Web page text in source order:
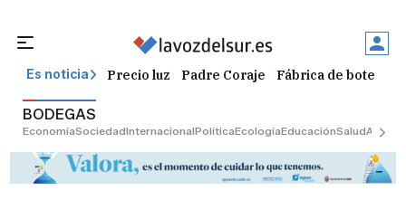
Es noticia Precio luz Padre Coraje Fábrica de botellas
BODEGAS
EconomíaSociedadInternacionalPolíticaEcologíaEducaciónSalud